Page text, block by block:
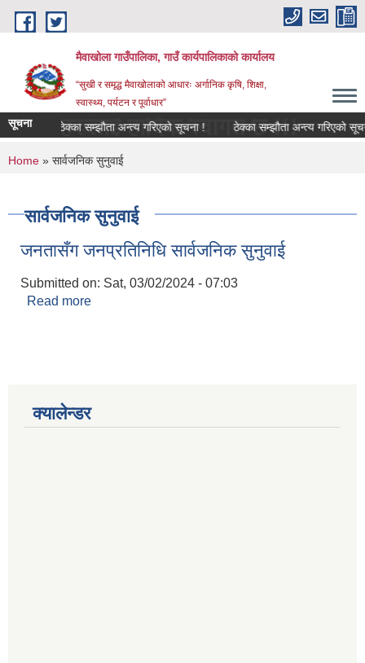
Skip to main content
मैवाखोला गाउँपालिका, गाउँ कार्यपालिकाको कार्यालय
“सुखी र समृद्ध मैवाखोलाको आधारः अर्गानिक कृषि, शिक्षा,
स्वास्थ्य, पर्यटन र पूर्वाधार”
हार्दिक स्वागत छ !!!
सूचना ठेक्का सम्झौता अन्त्य गरिएको सूचना ! ठेक्का सम्झौता अन्त्य गरिएको सूचना !
You are here
Home » सार्वजनिक सुनुवाई
सार्वजनिक सुनुवाई
जनतासँग जनप्रतिनिधि सार्वजनिक सुनुवाई
Submitted on: Sat, 03/02/2024 - 07:03
Read more
क्यालेन्डर